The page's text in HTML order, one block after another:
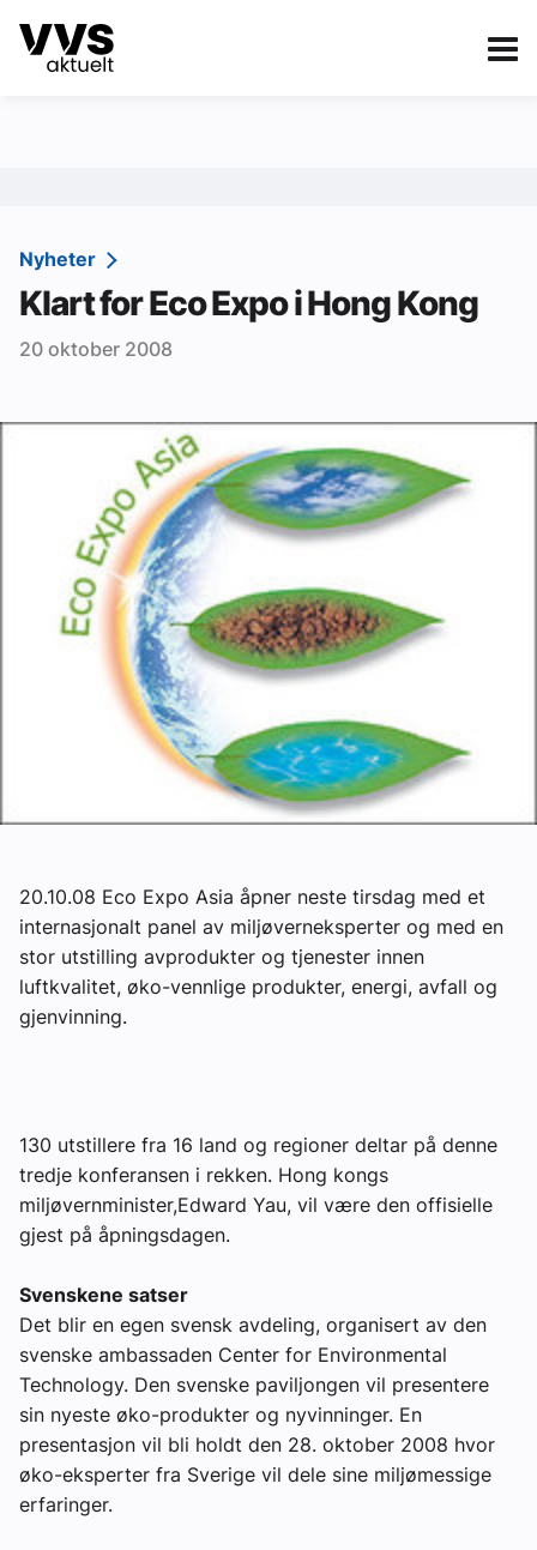
Kategorier
Sanitær
Ventilasjon
Varme og energi
Vann og avløp
Aktuelle prosjekter
Om VVS Aktuelt
Kontakt oss:
Abonner på fagbladet Byggfakta Nyheter
Annonsere i VVS Aktuelt
Tips oss
eBlad
Nyheter
Klart for Eco Expo i Hong Kong
20 oktober 2008
20.10.08 Eco Expo Asia åpner neste tirsdag med et
internasjonalt panel av miljøverneksperter og med en
stor utstilling avprodukter og tjenester innen
luftkvalitet, øko-vennlige produkter, energi, avfall og
gjenvinning.
130 utstillere fra 16 land og regioner deltar på denne
tredje konferansen i rekken. Hong kongs
miljøvernminister,Edward Yau, vil være den offisielle
gjest på åpningsdagen.
Svenskene satser
Det blir en egen svensk avdeling, organisert av den
svenske ambassaden Center for Environmental
Technology. Den svenske paviljongen vil presentere
sin nyeste øko-produkter og nyvinninger. En
presentasjon vil bli holdt den 28. oktober 2008 hvor
øko-eksperter fra Sverige vil dele sine miljømessige
erfaringer.